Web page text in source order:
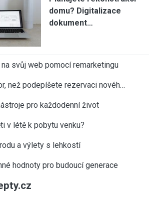
domu? Digitalizace
dokument…
svůj web pomocí remarketingu
než podepíšete rezervaci novéh…
pro každodenní život
v létě k pobytu venku?
a výlety s lehkostí
hodnoty pro budoucí generace